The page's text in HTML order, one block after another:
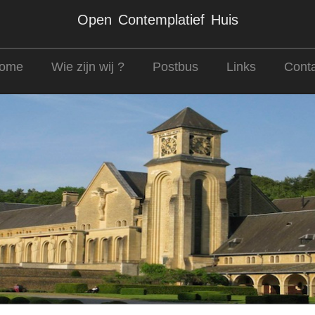
Open Contemplatief Huis
Wie zijn wij ? Postbus Links